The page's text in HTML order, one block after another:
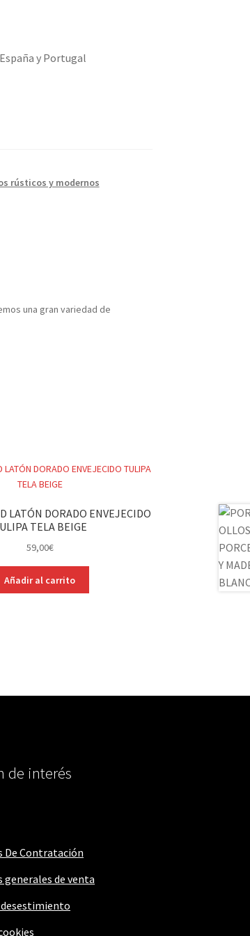
y Portugal
rústicos y modernos
una gran variedad de
LATÓN DORADO ENVEJECIDO
TELA BEIGE
59,00€
Añadir al carrito
de interés
De Contratación
generales de venta